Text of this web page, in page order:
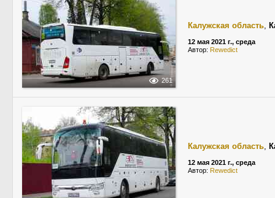
261
Калужская область,
12 мая 2021 г., среда
Автор: Rewedict
Калужская область,
12 мая 2021 г., среда
Автор: Rewedict